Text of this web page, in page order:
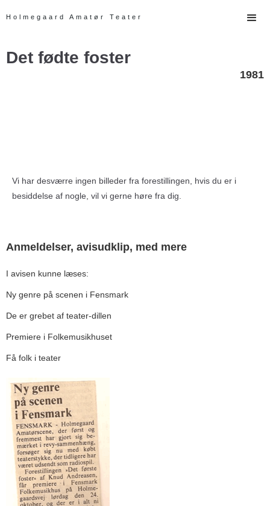
Holmegaard Amatør Teater
Det fødte foster
1981
Vi har desværre ingen billeder fra forestillingen, hvis du er i
besiddelse af nogle, vil vi gerne høre fra dig.
Anmeldelser, avisudklip, med mere
I avisen kunne læses:
Ny genre på scenen i Fensmark
De er grebet af teater-dillen
Premiere i Folkemusikhuset
Få folk i teater